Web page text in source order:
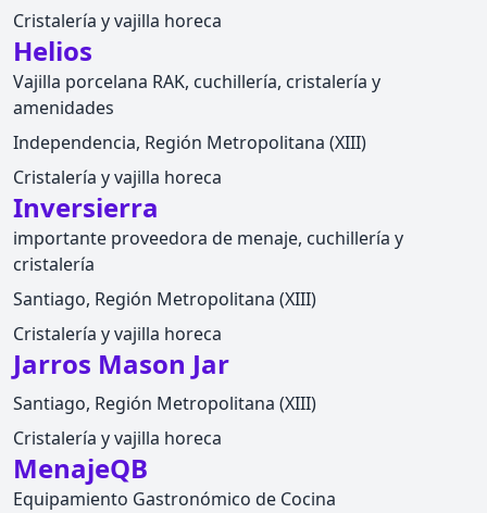
Cristalería y vajilla horeca
Helios
Vajilla porcelana RAK, cuchillería, cristalería y
amenidades
Independencia, Región Metropolitana (XIII)
Cristalería y vajilla horeca
Inversierra
importante proveedora de menaje, cuchillería y
cristalería
Santiago, Región Metropolitana (XIII)
Cristalería y vajilla horeca
Jarros Mason Jar
Santiago, Región Metropolitana (XIII)
Cristalería y vajilla horeca
MenajeQB
Equipamiento Gastronómico de Cocina